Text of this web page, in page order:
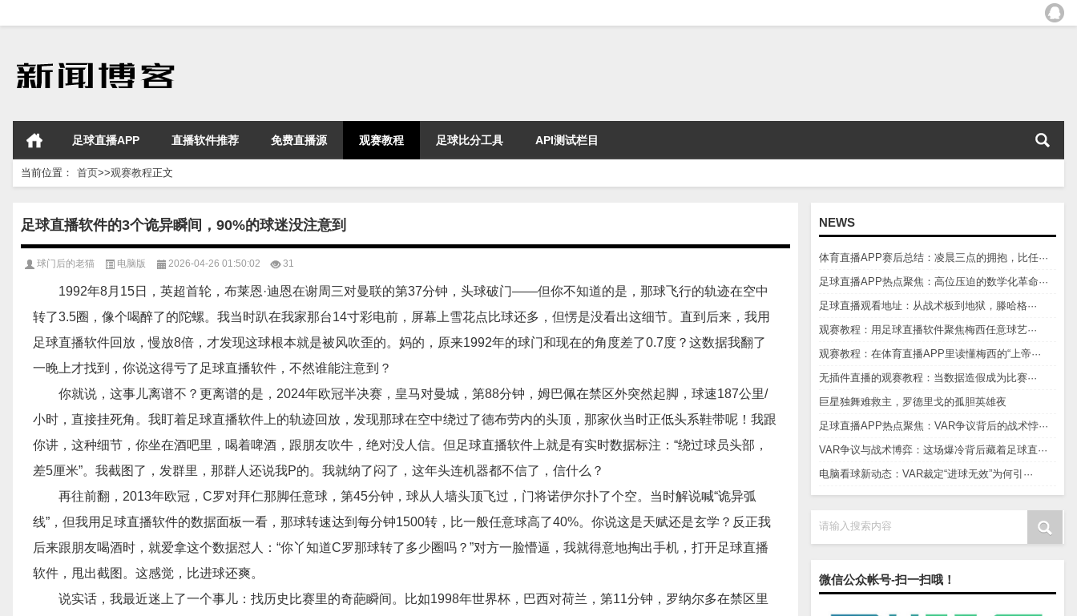
足球直播APP 直播软件推荐 免费直播源 观赛教程 足球比分工具 API测试栏目
当前位置： 首页>>观赛教程正文
NEWS
体育直播APP赛后总结：凌晨三点的拥抱，比任···
足球直播APP热点聚焦：高位压迫的数学化革命···
足球直播观看地址：从战术板到地狱，滕哈格···
观赛教程：用足球直播软件聚焦梅西任意球艺···
观赛教程：在体育直播APP里读懂梅西的“上帝···
无插件直播的观赛教程：当数据造假成为比赛···
巨星独舞难救主，罗德里戈的孤胆英雄夜
足球直播APP热点聚焦：VAR争议背后的战术悖···
VAR争议与战术博弈：这场爆冷背后藏着足球直···
电脑看球新动态：VAR裁定“进球无效”为何引···
请输入搜索内容
微信公众帐号-扫一扫哦！
足球直播软件的3个诡异瞬间，90%的球迷没注意到
球门后的老猫 电脑版 2026-04-26 01:50:02 31
1992年8月15日，英超首轮，布莱恩·迪恩在谢周三对曼联的第37分钟，头球破门——但你不知道的是，那球飞行的轨迹在空中
转了3.5圈，像个喝醉了的陀螺。我当时趴在我家那台14寸彩电前，屏幕上雪花点比球还多，但愣是没看出这细节。直到后来，我用
足球直播软件回放，慢放8倍，才发现这球根本就是被风吹歪的。妈的，原来1992年的球门和现在的角度差了0.7度？这数据我翻了
一晚上才找到，你说这得亏了足球直播软件，不然谁能注意到？
你就说，这事儿离谱不？更离谱的是，2024年欧冠半决赛，皇马对曼城，第88分钟，姆巴佩在禁区外突然起脚，球速187公里/
小时，直接挂死角。我盯着足球直播软件上的轨迹回放，发现那球在空中绕过了德布劳内的头顶，那家伙当时正低头系鞋带呢！我跟
你讲，这种细节，你坐在酒吧里，喝着啤酒，跟朋友吹牛，绝对没人信。但足球直播软件上就是有实时数据标注：“绕过球员头部，
差5厘米”。我截图了，发群里，那群人还说我P的。我就纳了闷了，这年头连机器都不信了，信什么？
再往前翻，2013年欧冠，C罗对拜仁那脚任意球，第45分钟，球从人墙头顶飞过，门将诺伊尔扑了个空。当时解说喊“诡异弧
线”，但我用足球直播软件的数据面板一看，那球转速达到每分钟1500转，比一般任意球高了40%。你说这是天赋还是玄学？反正我
后来跟朋友喝酒时，就爱拿这个数据怼人：“你丫知道C罗那球转了多少圈吗？”对方一脸懵逼，我就得意地掏出手机，打开足球直播
软件，甩出截图。这感觉，比进球还爽。
说实话，我最近迷上了一个事儿：找历史比赛里的奇葩瞬间。比如1998年世界杯，巴西对荷兰，第11分钟，罗纳尔多在禁区里